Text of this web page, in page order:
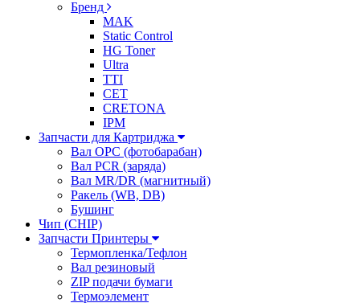
Бренд
MAK
Static Control
HG Toner
Ultra
TTI
CET
CRETONA
IPM
Запчасти для Картриджа
Вал OPC (фотобарабан)
Вал PCR (заряда)
Вал MR/DR (магнитный)
Ракель (WB, DB)
Бушинг
Чип (CHIP)
Запчасти Принтеры
Термопленка/Тефлон
Вал резиновый
ZIP подачи бумаги
Термоэлемент